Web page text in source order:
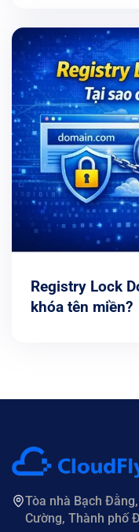
Registry Lock
khóa tên miền?
Tòa nhà Bạch
Cường, Thành phố